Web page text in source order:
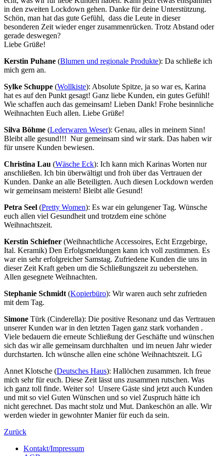
in den zweiten Lockdown gehen. Danke für deine Unterstützung.
Schön, man hat das gute Gefühl, dass die Leute in dieser
besonderen Zeit wieder enger zusammenrücken. Trotz Abstand oder
gerade deswegen?
Liebe Grüße!
Kerstin Puhane (Blumen und regionale Produkte): Da schließe ich
mich gern an.
Sylke Schuppe (Wollkiste): Absolute Spitze, ja so war es, Karina
hat es auf den Punkt gesagt! Ganz liebe Kunden, ein gutes Gefühl!
Wie schaffen auch das gemeinsam! Lieben Dank! Frohe besinnliche
Weihnachten Euch allen. Liebe Grüße!
Silva Böhme (Lederwaren Weser): Genau, alles in meinem Sinn!
Bleibt alle gesund!!! Nur gemeinsam sind wir stark. Das haben wir
für unsere Kunden bewiesen.
Christina Lau (Wäsche Eck): Ich kann mich Karinas Worten nur
anschließen. Ich bin überwältigt und froh über das Vertrauen der
Kunden. Danke an alle Beteiligten. Auch diesen Lockdown werden
wir gemeinsam meistern! Bleibt alle Gesund!
Petra Seel (Pretty Women): Es war ein gelungener Tag. Wünsche
euch allen viel Gesundheit und trotzdem eine schöne
Weihnachtszeit.
Kerstin Schiefner (Weihnachtliche Accessoires, Echt Erzgebirge,
Ital. Keramik) Den Erfolgsmeldungen kann ich voll zustimmen. Es
war ein sehr erfolgreicher Samstag. Zufriedene Kunden die uns in
dieser Zeit Kraft geben um die Schließungszeit zu ueberstehen.
Allen gesegnete Weihnachten.
Stephanie Schmidt (Kopierbüro): Wir waren auch sehr zufrieden
mit dem Tag.
Simone Türk (Cinderella): Die positive Resonanz und das Vertrauen
unserer Kunden war in den letzten Tagen ganz stark vorhanden .
Viele bedauern die erneute Schließung der Geschäfte und wünschen
sich das wir alle gemeinsam durchhalten und im neuen Jahr wieder
durchstarten. Ich wünsche allen eine schöne Weihnachtszeit. LG
Annet Klotsche (Deutsches Haus): Hallöchen zusammen. Ich freue
mich sehr für euch. Diese Zeit lässt uns zusammen rutschen. Was
ich ganz toll finde. Weiter so! Unsere Gäste sind jetzt auch Kunden
und mit so viel Guten Wünschen und so viel Zuspruch hätte ich
nicht gerechnet. Das macht stolz und Mut. Dankeschön an alle. Wir
werden wieder in gewohnter Manier für euch da sein.
Zurück
Kontakt/Impressum